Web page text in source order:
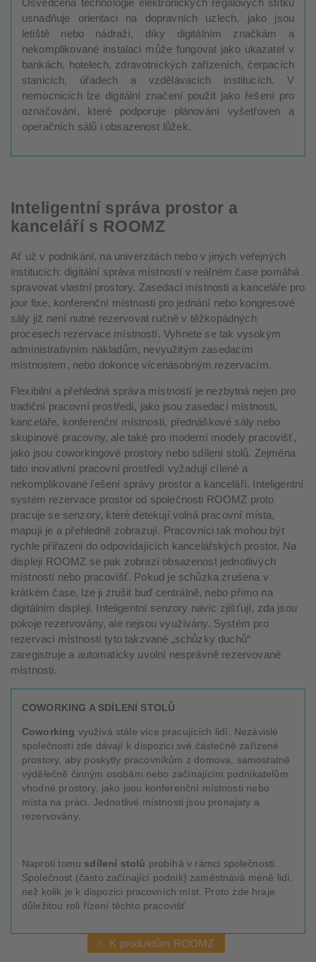
Osvědčená technologie elektronických regálových štítků
usnadňuje orientaci na dopravních uzlech, jako jsou
letiště nebo nádraží, díky digitálním značkám a
nekomplikované instalaci může fungovat jako ukazatel v
bankách, hotelech, zdravotnických zařízeních, čerpacích
stanicích, úřadech a vzdělávacích institucích. V
nemocnicích lze digitální značení použít jako řešení pro
označování, které podporuje plánování vyšetřoven a
operačních sálů i obsazenost lůžek.
Inteligentní správa prostor a
kanceláří s ROOMZ
Ať už v podnikání, na univerzitách nebo v jiných veřejných
institucích: digitální správa místností v reálném čase pomáhá
spravovat vlastní prostory. Zasedací místnosti a kanceláře pro
jour fixe, konferenční místnosti pro jednání nebo kongresové
sály již není nutné rezervovat ručně v těžkopádných
procesech rezervace místností. Vyhnete se tak vysokým
administrativním nákladům, nevyužitým zasedacím
místnostem, nebo dokonce vícenásobným rezervacím.
Flexibilní a přehledná správa místností je nezbytná nejen pro
tradiční pracovní prostředí, jako jsou zasedací místnosti,
kanceláře, konferenční místnosti, přednáškové sály nebo
skupinové pracovny, ale také pro moderní modely pracovišť,
jako jsou coworkingové prostory nebo sdílení stolů. Zejména
tato inovativní pracovní prostředí vyžadují cílené a
nekomplikované řešení správy prostor a kanceláří. Inteligentní
systém rezervace prostor od společnosti ROOMZ proto
pracuje se senzory, které detekují volná pracovní místa,
mapují je a přehledně zobrazují. Pracovníci tak mohou být
rychle přiřazeni do odpovídajících kancelářských prostor. Na
displeji ROOMZ se pak zobrazí obsazenost jednotlivých
místností nebo pracovišť. Pokud je schůzka zrušena v
krátkém čase, lze ji zrušit buď centrálně, nebo přímo na
digitálním displeji. Inteligentní senzory navíc zjišťují, zda jsou
pokoje rezervovány, ale nejsou využívány. Systém pro
rezervaci místností tyto takzvané „schůzky duchů“
zaregistruje a automaticky uvolní nesprávně rezervované
místnosti.
COWORKING A SDÍLENÍ STOLŮ
Coworking využívá stále více pracujících lidí. Nezávislé
společnosti zde dávají k dispozici své částečně zařízené
prostory, aby poskytly pracovníkům z domova, samostatně
výdělečně činným osobám nebo začínajícím podnikatelům
vhodné prostory, jako jsou konferenční místnosti nebo
místa na práci. Jednotlivé místnosti jsou pronajaty a
rezervovány.
Naproti tomu sdílení stolů probíhá v rámci společnosti.
Společnost (často začínající podnik) zaměstnává méně lidí,
než kolik je k dispozici pracovních míst. Proto zde hraje
důležitou roli řízení těchto pracovišť.
K produktům ROOMZ